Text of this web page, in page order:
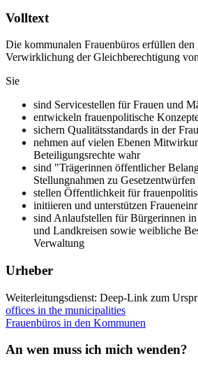
Volltext
Die kommunalen Frauenbüros erfüllen
Verwirklichung der Gleichberechtigung
Sie
sind Servicestellen für Frauen und
entwickeln frauenpolitische
sichern Qualitätsstandards in der
nehmen auf vielen Ebenen
Beteiligungsrechte wahr
sind "Trägerinnen öffentlicher
Stellungnahmen zu Gesetzentwürfen
stellen Öffentlichkeit für
initiieren und unterstützen
sind Anlaufstellen für Bürgerinnen in
und Landkreisen sowie weibliche
Verwaltung
Urheber
Weiterleitungsdienst: Deep-Link zum
offices in the municipalities
Frauenbüros in den Kommunen
An wen muss ich mich wenden?